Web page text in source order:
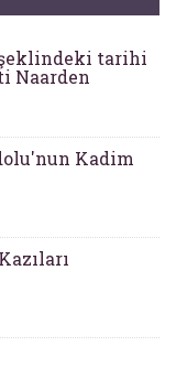
şeklindeki tarihi
Naarden
Kadim